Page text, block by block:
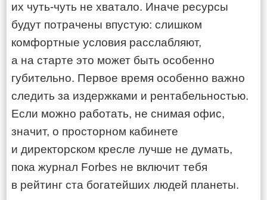
их чуть-чуть не хватало. Иначе ресурсы
будут потрачены впустую: слишком
комфортные условия расслабляют,
а на старте это может быть особенно
губительно. Первое время особенно важно
следить за издержками и рентабельностью.
Если можно работать, не снимая офис,
значит, о просторном кабинете
и директорском кресле лучше не думать,
пока журнал Forbes не включит тебя
в рейтинг ста богатейших людей планеты.